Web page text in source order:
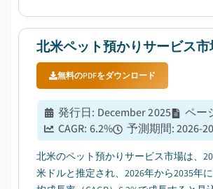
北米ペット預かりサービス市
無料のPDFをダウンロード
発行日: December 2025 ペー
CAGR: 6.2% 予測期間:2026-
北米のペット預かりサービス市場は、
米ドルと推定され、2026年から2035年